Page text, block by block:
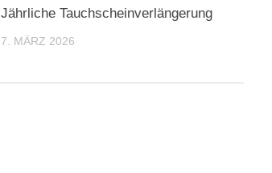
Jährliche Tauchscheinverlängerung
7. MÄRZ 2026